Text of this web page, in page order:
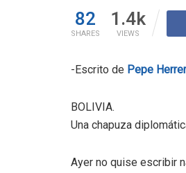
82
SHARES
1.4k
VIEWS
-Escrito de Pepe
BOLIVIA.
Una chapuza
Ayer no quise escribir